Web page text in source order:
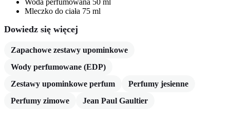
Woda perfumowana 50 ml
Mleczko do ciała 75 ml
Dowiedz się więcej
Zapachowe zestawy upominkowe
Wody perfumowane (EDP)
Zestawy upominkowe perfum
Perfumy jesienne
Perfumy zimowe
Jean Paul Gaultier